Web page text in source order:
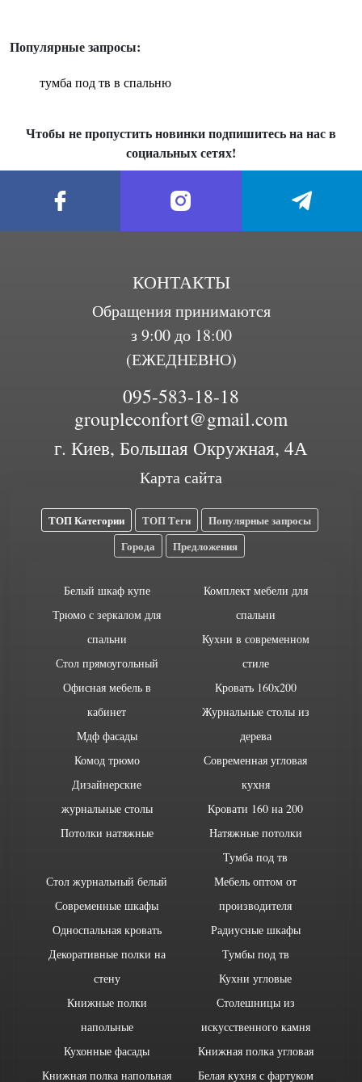
Популярные запросы:
тумба под тв в спальню
Чтобы не пропустить новинки подпишитесь на нас в
социальных сетях!
КОНТАКТЫ
Обращения принимаются
з 9:00 до 18:00
(ЕЖЕДНЕВНО)
095-583-18-18
groupleconfort@gmail.com
г. Киев, Большая Окружная, 4А
Карта сайта
ТОП Категории ТОП Теги
Популярные запросы
Города
Предложения
Белый шкаф купе
Трюмо с зеркалом для
спальни
Стол прямоугольный
Офисная мебель в
кабинет
Мдф фасады
Комод трюмо
Дизайнерские
журнальные столы
Потолки натяжные
Комплект мебели для
спальни
Кухни в современном
стиле
Кровать 160х200
Журнальные столы из
дерева
Современная угловая
кухня
Кровати 160 на 200
Натяжные потолки
Тумба под тв
Стол журнальный белый
Современные шкафы
Односпальная кровать
Декоративные полки на
стену
Книжные полки
напольные
Кухонные фасады
Книжная полка напольная
Мебель оптом от
производителя
Радиусные шкафы
Тумбы под тв
Кухни угловые
Столешницы из
искусственного камня
Книжная полка угловая
Белая кухня с фартуком